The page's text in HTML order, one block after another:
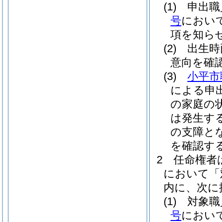
(1)
申出
号におい
項を知ら
(2)
出生
意向を確
(3)
小平
による申
の家庭の
は発生す
の支障と
を確認す
2
任命権者
において
内に、次
(1)
対象
号におい